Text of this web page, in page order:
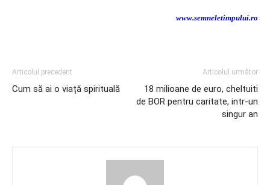
www.semneletimpului.ro
Articolul precedent
Cum să ai o viață spirituală
Articolul următor
18 milioane de euro, cheltuiti
de BOR pentru caritate, intr-un
singur an